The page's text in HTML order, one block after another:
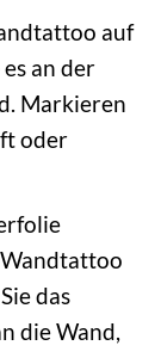
auf
an der
Markieren
oder
das
die Wand,